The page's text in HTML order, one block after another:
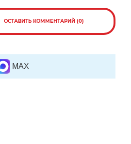
ОСТАВИТЬ КОММЕНТАРИЙ (0)
MAX